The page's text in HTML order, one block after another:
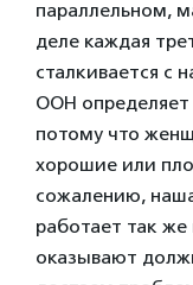
параллельном,
деле каждая
сталкивается с
ООН определяет
потому что
хорошие или
сожалению,
работает так
оказывают